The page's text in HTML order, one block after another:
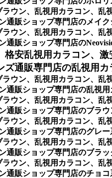
ラウン、乱視用カラコン、
通販ショップ専門店のメイ
ラウン、乱視用カラコン、
通販ショップ専門店の
安乱視用カラコン、
ズ通販専門店の乱視用カ
ラウン、乱視用カラコン、
通販ショップ専門店の乱視用
ラウン、乱視用カラコン、
通販ショップ専門店のブラ
ラウン、乱視用カラコン、
通販ショップ専門店のグレ
ラウン、乱視用カラコン、
通販ショップ専門店のブラ
ラウン、乱視用カラコン、
通販ショップ専門店のチョ